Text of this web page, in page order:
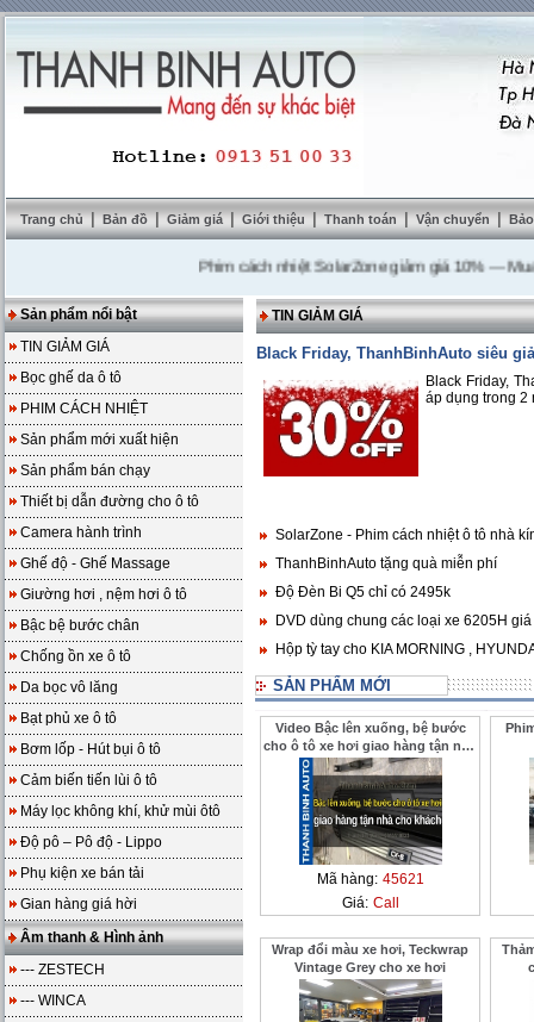
Trang chủ | Bản đồ | Giảm giá | Giới thiệu | Thanh toán | Vận chuyển |
Phim cách nhiệt SolarZone giảm giá 10%---Mua
Sản phẩm nổi bật
TIN GIẢM GIÁ
Bọc ghế da ô tô
PHIM CÁCH NHIỆT
Sản phẩm mới xuất hiện
Sản phẩm bán chạy
Thiết bị dẫn đường cho ô tô
Camera hành trình
Ghế độ - Ghế Massage
Giường hơi , nệm hơi ô tô
Bậc bệ bước chân
Chống ồn xe ô tô
Da bọc vô lăng
Bạt phủ xe ô tô
Bơm lốp - Hút bụi ô tô
Cảm biến tiến lùi ô tô
Máy lọc không khí, khử mùi ôtô
Độ pô – Pô độ - Lippo
Phụ kiện xe bán tải
Gian hàng giá hời
Âm thanh & Hình ảnh
--- ZESTECH
--- WINCA
TIN GIẢM GIÁ
Black Friday, ThanhBinhAuto siêu
Black Friday,
áp dụng trong 2
SolarZone - Phim cách nhiệt ô tô nhà
ThanhBinhAuto tặng quà miễn phí
Độ Đèn Bi Q5 chỉ có 2495k
DVD dùng chung các loại xe 6205H
Hộp tỳ tay cho KIA MORNING ,
SẢN PHẨM MỚI
Video Bậc lên xuống, bệ bước
cho ô tô xe hơi giao hàng tận nhà
cho khách ở xa ThanhBinhAuto
Mã hàng: 45621
Giá: Call
Wrap đổi màu xe hơi, Teckwrap
Vintage Grey cho xe hơi